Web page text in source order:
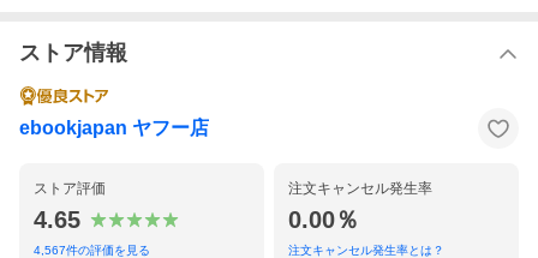
ストア情報
ebookjapan ヤフー店
ストア評価
4.65
4,567件の評価を見る
注文キャンセル発生率
0.00％
注文キャンセル発生率とは？